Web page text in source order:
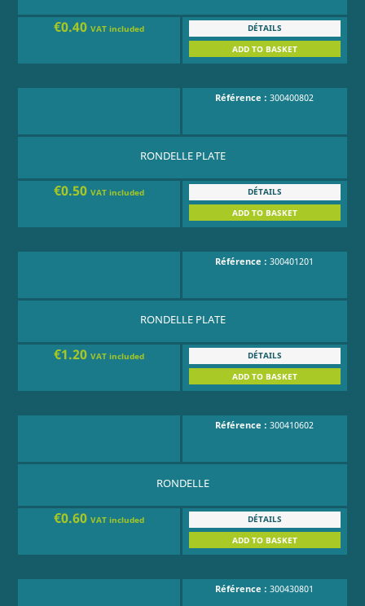
€0.40VAT included
DÉTAILS
ADD TO BASKET
Référence :300400802
RONDELLE PLATE
€0.50VAT included
DÉTAILS
ADD TO BASKET
Référence :300401201
RONDELLE PLATE
€1.20VAT included
DÉTAILS
ADD TO BASKET
Référence :300410602
RONDELLE
€0.60VAT included
DÉTAILS
ADD TO BASKET
Référence :300430801